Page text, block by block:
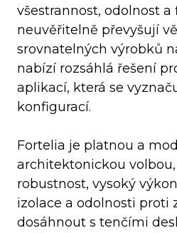
všestrannost, odolnost a
neuvěřitelně převyšují
srovnatelných výrobků
nabízí rozsáhlá řešení
aplikací, která se
konfigurací.
Fortelia je platnou a
architektonickou
robustnost, vysoký
izolace a odolnosti proti
dosáhnout s tenčími